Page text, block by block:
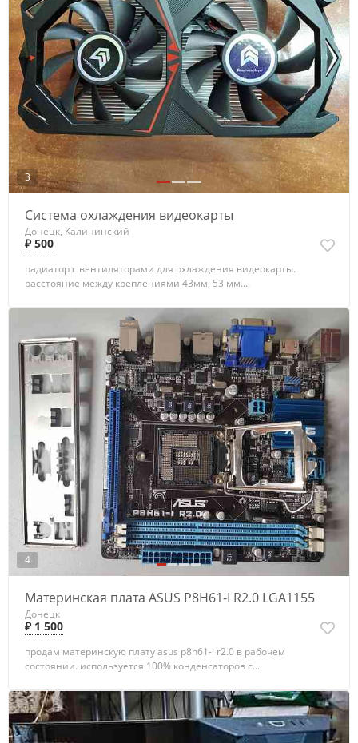
3
Система охлаждения видеокарты
Донецк, Калининский
₽ 500
радиатор с вентиляторами для охлаждения видеокарты.
расстояние между креплениями 43мм, 53 мм....
4
Материнская плата ASUS P8H61-I R2.0 LGA1155
Донецк
₽ 1 500
продам материнскую плату asus p8h61-i r2.0 в рабочем
состоянии. используется 100% конденсаторов с...